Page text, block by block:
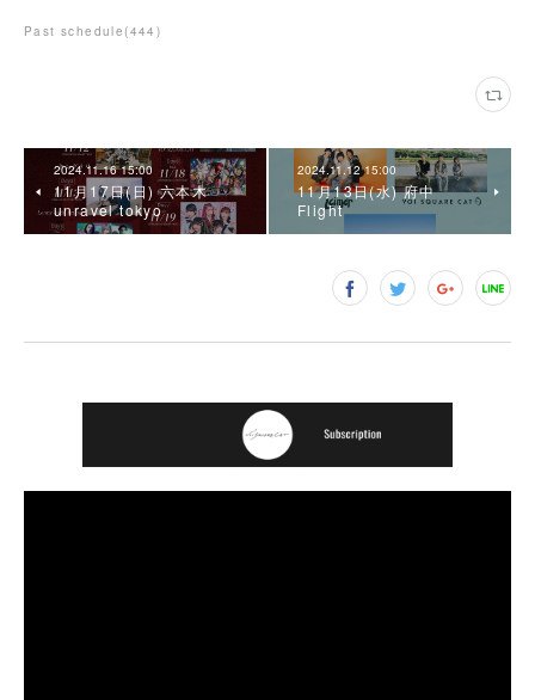
Past schedule (444 )
2024.11.16 15:00
11月17日(日) 六本木
unravel tokyo
2024.11.12 15:00
11月13日(水) 府中
Flight